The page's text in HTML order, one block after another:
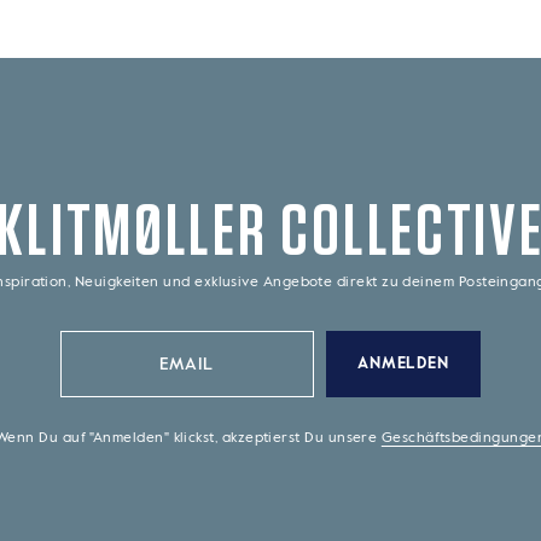
COLLECTIVE
Neuigkeiten und exklusive Angebote direkt zu deinem
ANMELDEN
Du auf "Anmelden" klickst, akzeptierst Du unsere